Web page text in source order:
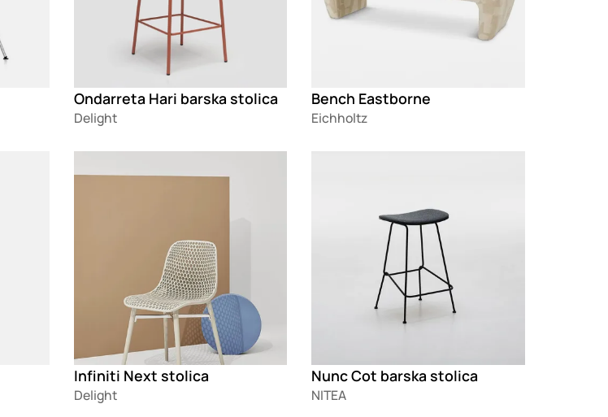
Ondarreta Hari barska stolica
Delight
Bench Eastborne
Eichholtz
Infiniti Next stolica
Delight
Nunc Cot barska stolica
NITEA